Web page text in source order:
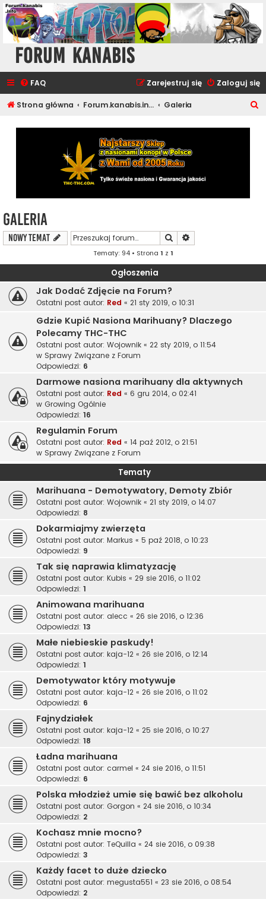
Forum Kanabis
FAQ Zaloguj się
Zarejestruj się
Strona główna Forum.kanabis.info - Cannabis Tematy Galeria
Galeria
NOWY TEMAT Szukaj
Tematy: 94 • Strona 1 z 1
Ogłoszenia
Jak Dodać Zdjęcie na Forum?
Ostatni post autor: Red « 21 sty 2019, o 10:31
Gdzie Kupić Nasiona Marihuany? Dlaczego
Polecamy THC-THC
Ostatni post autor: Wojownik « 22 sty 2019, o 11:54
w Sprawy Związane z Forum
Odpowiedzi: 6
Darmowe nasiona marihuany dla aktywnych
Ostatni post autor: Red « 6 gru 2014, o 02:41
w Growing Ogólnie
Odpowiedzi: 16
Regulamin Forum
Ostatni post autor: Red « 14 paź 2012, o 21:51
w Sprawy Związane z Forum
Tematy
Marihuana - Demotywatory, Demoty Zbiór
Ostatni post autor: Wojownik « 21 sty 2019, o 14:07
Odpowiedzi: 8
Dokarmiajmy zwierzęta
Ostatni post autor: Markus « 5 paź 2018, o 10:23
Odpowiedzi: 9
Tak się naprawia klimatyzację
Ostatni post autor: Kubis « 29 sie 2016, o 11:02
Odpowiedzi: 1
Animowana marihuana
Ostatni post autor: alecc « 26 sie 2016, o 12:36
Odpowiedzi: 13
Małe niebieskie paskudy!
Ostatni post autor: kaja-12 « 26 sie 2016, o 12:14
Odpowiedzi: 1
Demotywator który motywuje
Ostatni post autor: kaja-12 « 26 sie 2016, o 11:02
Odpowiedzi: 6
Fajnydziałek
Ostatni post autor: kaja-12 « 25 sie 2016, o 10:27
Odpowiedzi: 18
Ładna marihuana
Ostatni post autor: carmel « 24 sie 2016, o 11:51
Odpowiedzi: 6
Polska młodzież umie się bawić bez alkoholu
Ostatni post autor: Gorgon « 24 sie 2016, o 10:34
Odpowiedzi: 2
Kochasz mnie mocno?
Ostatni post autor: TeQuilla « 24 sie 2016, o 09:38
Odpowiedzi: 3
Każdy facet to duże dziecko
Ostatni post autor: megusta551 « 23 sie 2016, o 08:54
Odpowiedzi: 2